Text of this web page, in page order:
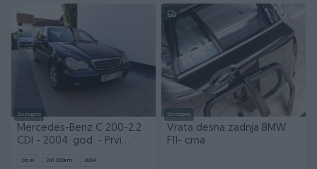
Dostupno
Mercedes-Benz C 200-2.2
CDI - 2004. god. - Prvi
Dizel 241.000km 2004
Dostupno
Vrata desna zadnja BMW
F11- crna